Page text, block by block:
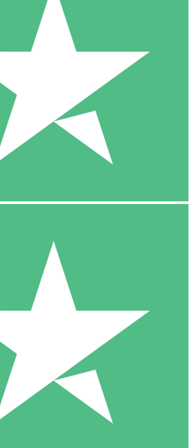
Creditpakketten
downloadtegoeden. Geen maandelijkse
1000
10 Downloaden
20 00